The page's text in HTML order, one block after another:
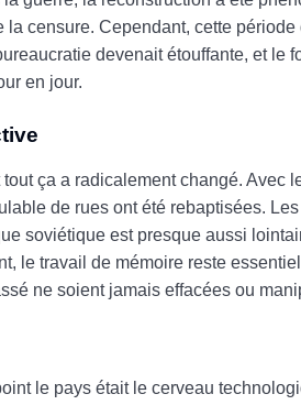
censure. Cependant, cette
devenait étouffante, et
en jour.
ça a radicalement changé.
de rues ont été rebaptisées.
soviétique est presque aussi
le travail de mémoire reste
ne soient jamais effacées ou
le pays était le cerveau